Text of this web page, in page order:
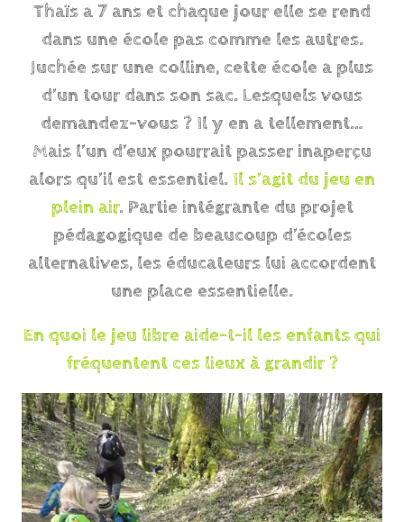
Thaïs a 7 ans et chaque jour elle se rend
dans une école pas comme les autres.
Juchée sur une colline, cette école a plus
d’un tour dans son sac. Lesquels vous
demandez-vous ? Il y en a tellement…
Mais l’un d’eux pourrait passer inaperçu
alors qu’il est essentiel. Il s’agit du jeu en
plein air. Partie intégrante du projet
pédagogique de beaucoup d’écoles
alternatives, les éducateurs lui accordent
une place essentielle.
En quoi le jeu libre aide-t-il les enfants qui
fréquentent ces lieux à grandir ?